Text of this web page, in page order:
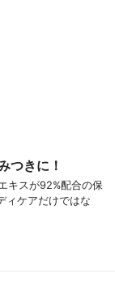
つきに！
キスが92%配合の保
ィケアだけではな